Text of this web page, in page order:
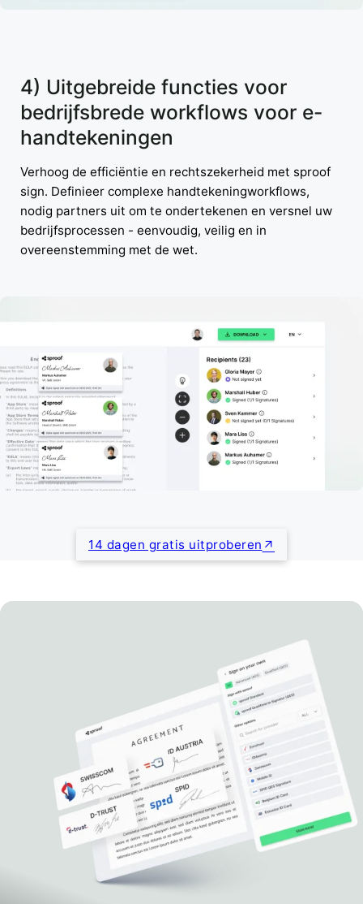
4) Uitgebreide functies voor
bedrijfsbrede workflows voor e-
handtekeningen
Verhoog de efficiëntie en rechtszekerheid met sproof
sign. Definieer complexe handtekeningworkflows,
nodig partners uit om te ondertekenen en versnel uw
bedrijfsprocessen - eenvoudig, veilig en in
overeenstemming met de wet.
14 dagen gratis uitproberen